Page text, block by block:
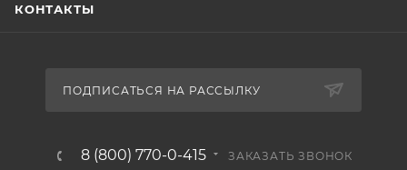
КОНТАКТЫ
ПОДПИСАТЬСЯ НА РАССЫЛКУ
8 (800) 770-0-415 ЗАКАЗАТЬ ЗВОНОК